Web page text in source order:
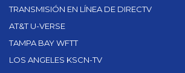
TRANSMISIÓN EN LÍNEA DE DIRECTV
AT&T U-VERSE
TAMPA BAY WFTT
LOS ANGELES KSCN-TV